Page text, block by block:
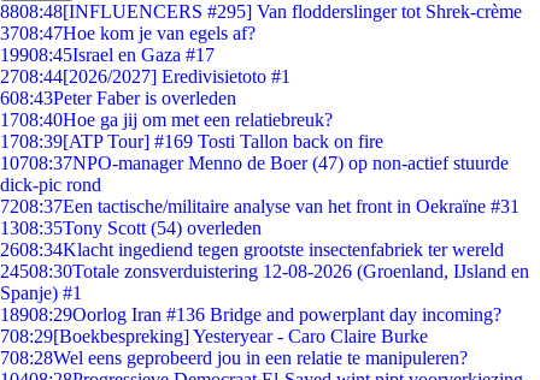
8808:48[INFLUENCERS #295] Van flodderslinger tot Shrek-crème
3708:47Hoe kom je van egels af?
19908:45Israel en Gaza #17
2708:44[2026/2027] Eredivisietoto #1
608:43Peter Faber is overleden
1708:40Hoe ga jij om met een relatiebreuk?
1708:39[ATP Tour] #169 Tosti Tallon back on fire
10708:37NPO-manager Menno de Boer (47) op non-actief stuurde
dick-pic rond
7208:37Een tactische/militaire analyse van het front in Oekraïne #31
1308:35Tony Scott (54) overleden
2608:34Klacht ingediend tegen grootste insectenfabriek ter wereld
24508:30Totale zonsverduistering 12-08-2026 (Groenland, IJsland en
Spanje) #1
18908:29Oorlog Iran #136 Bridge and powerplant day incoming?
708:29[Boekbespreking] Yesteryear - Caro Claire Burke
708:28Wel eens geprobeerd jou in een relatie te manipuleren?